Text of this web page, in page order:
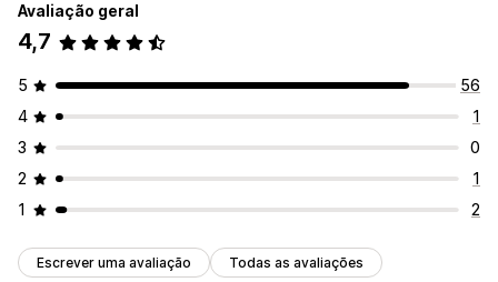
Avaliação geral
4,7
5
56
4
1
3
0
2
1
1
2
Escrever uma avaliação Todas as avaliações